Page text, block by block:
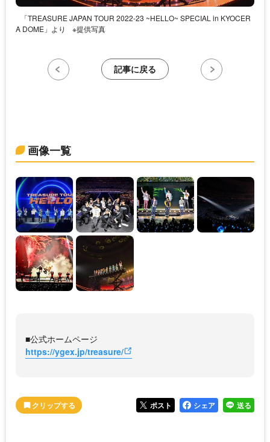
「TREASURE JAPAN TOUR 2022-23 ~HELLO~ SPECIAL in KYOCER
A DOME」より
※提供写真
記事に戻る
画像一覧
■公式ホームページ
https://ygex.jp/treasure/
ポスト シェア 送る